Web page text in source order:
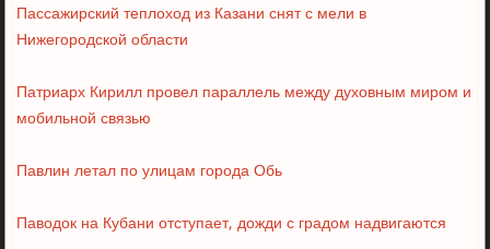
Пассажирский теплоход из Казани снят с мели в
Нижегородской области
Патриарх Кирилл провел параллель между духовным миром и
мобильной связью
Павлин летал по улицам города Обь
Паводок на Кубани отступает, дожди с градом надвигаются